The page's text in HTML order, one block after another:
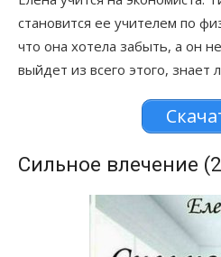
становится ее учителем по
что она хотела забыть, а он
выйдет из всего этого, знает
Сильное влечение